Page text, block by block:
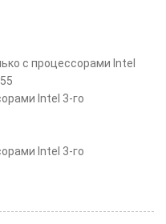
с процессорами Intel
Intel 3-го
Intel 3-го